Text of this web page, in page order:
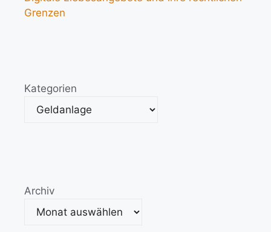
Grenzen
Kategorien
Archiv